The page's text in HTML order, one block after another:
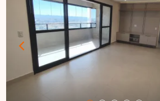
construção de 05 sobrados, além da
possibilidade de edificação de um
até 04 pavimentos, oferecendo
versatilidade para incorporadoras,
investidores que desejam aproveitar
o potencial da área. Esta é uma excelente
oportunidade para quem busca um